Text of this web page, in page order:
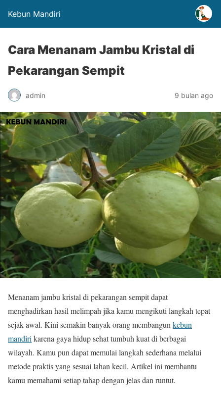
Kebun Mandiri
Cara Menanam Jambu Kristal di
Pekarangan Sempit
admin 9 bulan ago
Menanam jambu kristal di pekarangan sempit dapat
menghadirkan hasil melimpah jika kamu mengikuti langkah tepat
sejak awal. Kini semakin banyak orang membangun kebun
mandiri karena gaya hidup sehat tumbuh kuat di berbagai
wilayah. Kamu pun dapat memulai langkah sederhana melalui
metode praktis yang sesuai lahan kecil. Artikel ini membantu
kamu memahami setiap tahap dengan jelas dan runtut.